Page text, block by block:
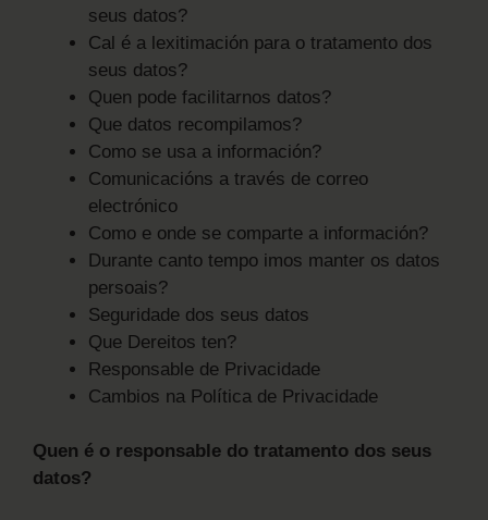
seus datos?
Cal é a lexitimación para o tratamento dos
seus datos?
Quen pode facilitarnos datos?
Que datos recompilamos?
Como se usa a información?
Comunicacións a través de correo
electrónico
Como e onde se comparte a información?
Durante canto tempo imos manter os datos
persoais?
Seguridade dos seus datos
Que Dereitos ten?
Responsable de Privacidade
Cambios na Política de Privacidade
Quen é o responsable do tratamento dos seus
datos?